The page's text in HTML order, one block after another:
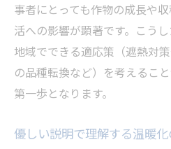
事者にとっても作物の成長や
活への影響が顕著です。こう
地域でできる適応策（遮熱対
の品種転換など）を考えるこ
第一歩となります。
優しい説明で理解する温暖